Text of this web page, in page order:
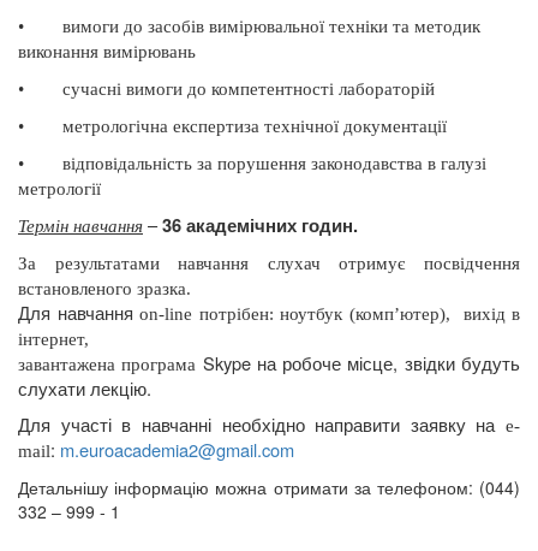
•
вимоги до засобів вимірювальної техніки та методик
виконання вимірювань
•
сучасні вимоги до компетентності лабораторій
•
метрологічна експертиза технічної документації
•
відповідальність за порушення законодавства в галузі
метрології
Термін навчання –36 академічних годин.
За результатами навчання слухач отримує посвідчення
встановленого зразка.
Для навчання on-line потрібен: ноутбук (комп’ютер),
вихід в
інтернет,
завантажена програма Skypeна робоче місце, звідки будуть
слухати лекцію.
Для участі в навчанні необхідно направити заявку на e-
mail: m.euroacademia2@gmail.com
Детальнішу інформацію можна отримати за телефоном: (044)
332 – 999 - 1